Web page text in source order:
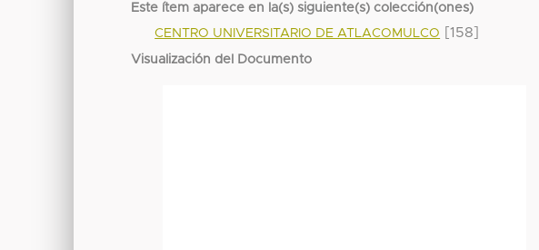
Este ítem aparece en la(s) siguiente(s) colección(ones)
CENTRO UNIVERSITARIO DE ATLACOMULCO [158]
Visualización del Documento